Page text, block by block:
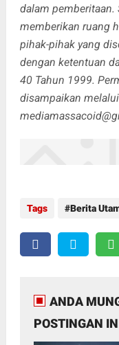
dalam pemberitaan.
memberikan ruang
pihak-pihak yang
dengan ketentuan
40 Tahun 1999.
disampaikan
Tags Berita
ANDA
POSTINGAN